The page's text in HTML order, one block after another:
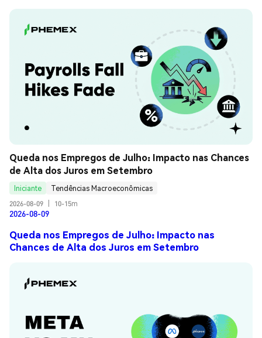
Queda nos Empregos de Julho: Impacto nas Chances
de Alta dos Juros em Setembro
Iniciante
Tendências Macroeconômicas
2026-08-09
10-15m
2026-08-09
Queda nos Empregos de Julho: Impacto nas
Chances de Alta dos Juros em Setembro